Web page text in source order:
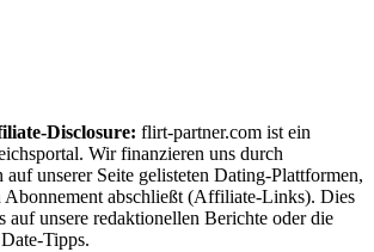
Disclosure: flirt-partner.com ist ein
Wir finanzieren uns durch
unserer Seite gelisteten Dating-Plattformen,
Abonnement abschließt (Affiliate-Links). Dies
auf unsere redaktionellen Berichte oder die
Tipps.